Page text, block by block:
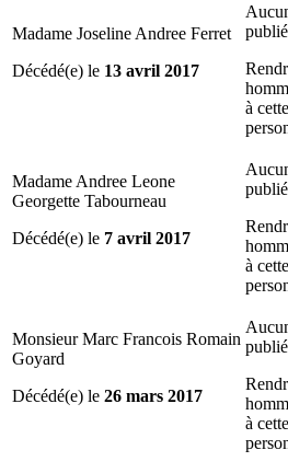
Madame Joseline Andree Ferret
Décédé(e) le 13 avril 2017
publié
à cette
Madame Andree Leone
Georgette Tabourneau
Décédé(e) le 7 avril 2017
publié
à cette
Monsieur Marc Francois Romain
Goyard
Décédé(e) le 26 mars 2017
publié
à cette